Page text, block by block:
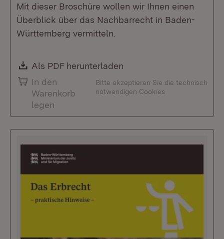
Mit dieser Broschüre wollen wir Ihnen einen
Überblick über das Nachbarrecht in Baden-
Württemberg vermitteln.
Download:
Als PDF herunterladen
In den
Warenkorb
legen
Bitte akzeptieren Sie die technisch
notwendigen Cookies